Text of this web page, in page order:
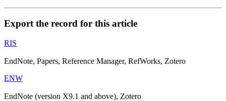
Export the record for this article
RIS
EndNote, Papers, Reference Manager, RefWorks, Zotero
ENW
EndNote (version X9.1 and above), Zotero